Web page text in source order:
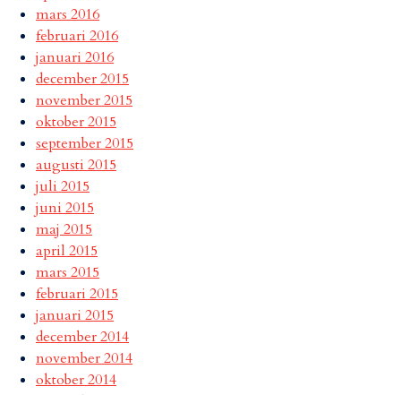
mars 2016
februari 2016
januari 2016
december 2015
november 2015
oktober 2015
september 2015
augusti 2015
juli 2015
juni 2015
maj 2015
april 2015
mars 2015
februari 2015
januari 2015
december 2014
november 2014
oktober 2014